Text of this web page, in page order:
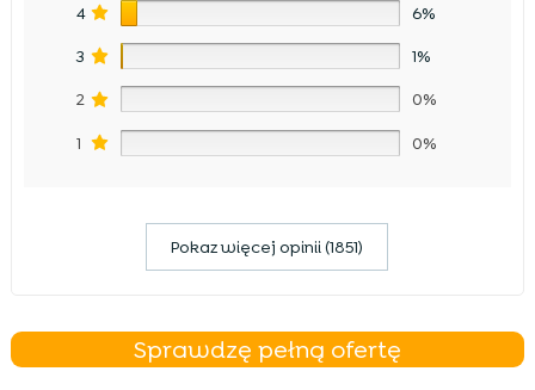
4 6%
3 1%
2 0%
1 0%
Pokaz więcej opinii (1851)
Sprawdzę pełną ofertę